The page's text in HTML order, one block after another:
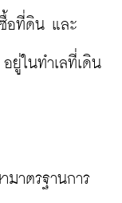
อที่ดิน และ
ในทำเลที่เดิน
าตรฐานการ